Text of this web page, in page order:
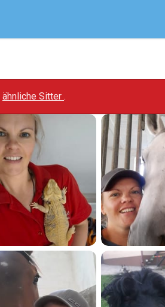
ähnliche Sitter .